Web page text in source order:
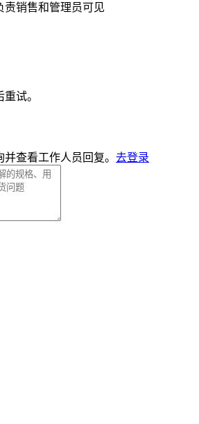
责销售和管理员可见
试。
查看工作人员回复。 去登录